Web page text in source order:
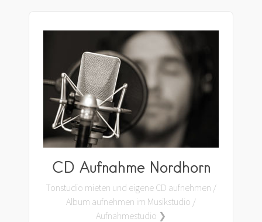
CD Aufnahme Nordhorn
Tonstudio mieten und eigene CD aufnehmen /
Album aufnehmen im Musikstudio /
Aufnahmestudio ❯